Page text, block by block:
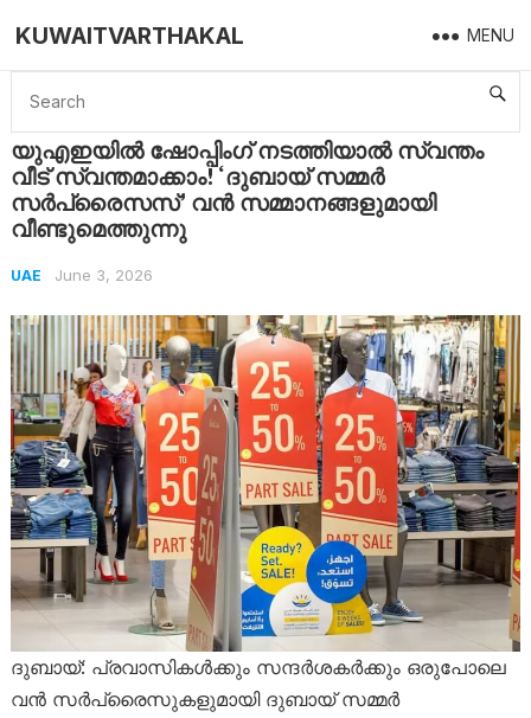
KUWAITVARTHAKAL MENU
Home UAE യുഎഇയിൽ ഷോപ്പിംഗ് നടത്തിയാൽ സ്വന്തം വീട് സ്വന്തമാക്കാം! ‘ദുബായ് സമ്മർ സർപ്രൈസസ്’ വൻ സമ്മാനങ്ങളുമായി വീണ്ടുമെത്തുന്നു
യുഎഇയിൽ ഷോപ്പിംഗ് നടത്തിയാൽ സ്വന്തം
വീട് സ്വന്തമാക്കാം! ‘ദുബായ് സമ്മർ
സർപ്രൈസസ്’ വൻ സമ്മാനങ്ങളുമായി
വീണ്ടുമെത്തുന്നു
UAE June 3, 2026
ദുബായ്: പ്രവാസികൾക്കും സന്ദർശകർക്കും ഒരുപോലെ
വൻ സർപ്രൈസുകളുമായി ദുബായ് സമ്മർ